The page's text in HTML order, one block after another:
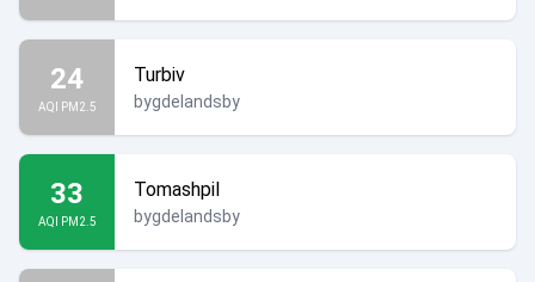
24
AQI PM2.5
Turbiv
bygdelandsby
33
AQI PM2.5
Tomashpil
bygdelandsby